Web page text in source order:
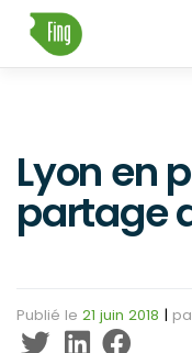
content
Lyon en
partage
Publié le 21 juin 2018 |